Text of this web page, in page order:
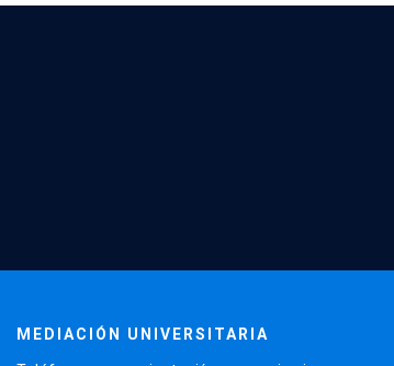
MEDIACIÓN UNIVERSITARIA